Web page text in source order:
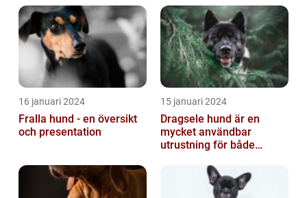
16 januari 2024
Fralla hund - en översikt
och presentation
15 januari 2024
Dragsele hund är en
mycket användbar
utrustning för både